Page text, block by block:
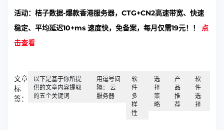
活动：桔子数据-爆款香港服务器，CTG+CN2高速带宽、快速
稳定、平均延迟10+ms 速度快，免备案，每月仅需19元！！ 点
击查看
文章
标
签：
以下是基于你所提
供的文章内容提取
的五个关键词
用逗号间
隔： 云
服务器
软
件
多
样
性
选
择
策
略
产
品
推
荐
软
件
选
择